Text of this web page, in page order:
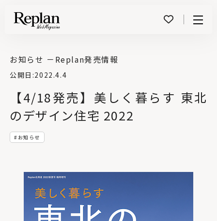
【4/18発売】美しく暮らす 東北
のデザイン住宅 2022
お知らせ － Replan発売情報
公開日:2022.4.4
お知らせ